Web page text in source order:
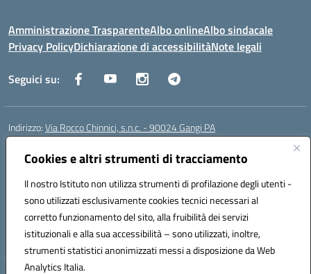
Cookies e altri strumenti di tracciamento
Il nostro Istituto non utilizza strumenti di profilazione degli utenti -
sono utilizzati esclusivamente cookies tecnici necessari al
corretto funzionamento del sito, alla fruibilità dei servizi
istituzionali e alla sua accessibilità – sono utilizzati, inoltre,
strumenti statistici anonimizzati messi a disposizione da Web
Analytics Italia.
Amministrazione TrasparenteAlbo onlineAlbo sindacale
Privacy PolicyDichiarazione di accessibilitàNote legali
Seguici su:
Indirizzo:Via Rocco Chinnici, s.n.c. - 90024 Gangi PA
Centralino:
Posta elettronica certificata (PEC):pais01700b@pec.istruzione.it
Codice fiscale: 95005290820
Codice meccanografico:pais01700b
Codice Indice delle Pubbliche Amministrazioni (IPA): istsc_pais01700b
Codice unico di fatturazione (CUF): UFM1W3